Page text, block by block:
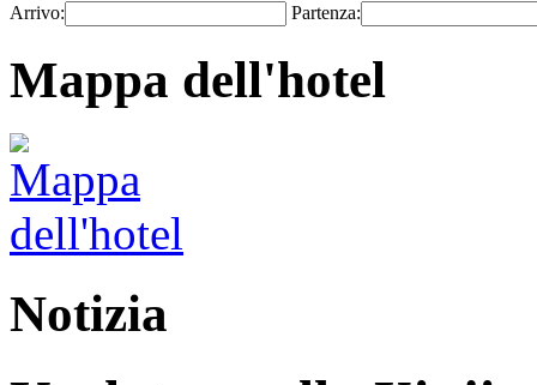
Arrivo: Partenza:
Mappa dell'hotel
Notizia